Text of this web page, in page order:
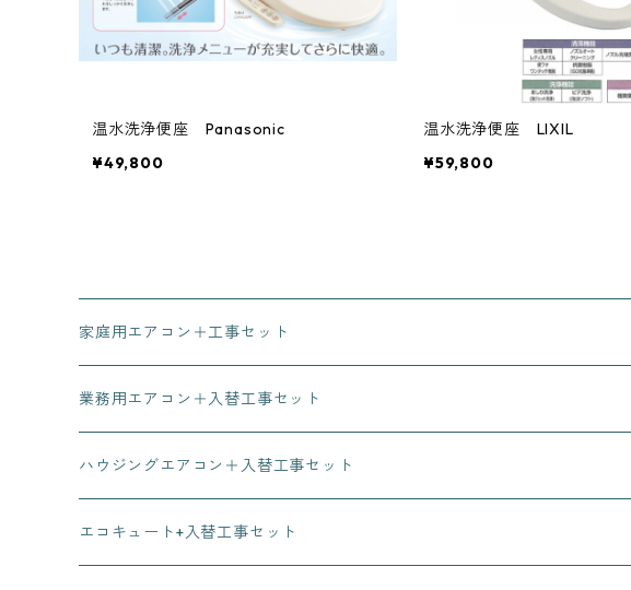
温水洗浄便座 Panasonic
¥49,800
温水洗浄便座 LIXIL
¥59,800
家庭用エアコン＋工事セット
業務用エアコン＋入替工事セット
ハウジングエアコン＋入替工事セット
エコキュート+入替工事セット